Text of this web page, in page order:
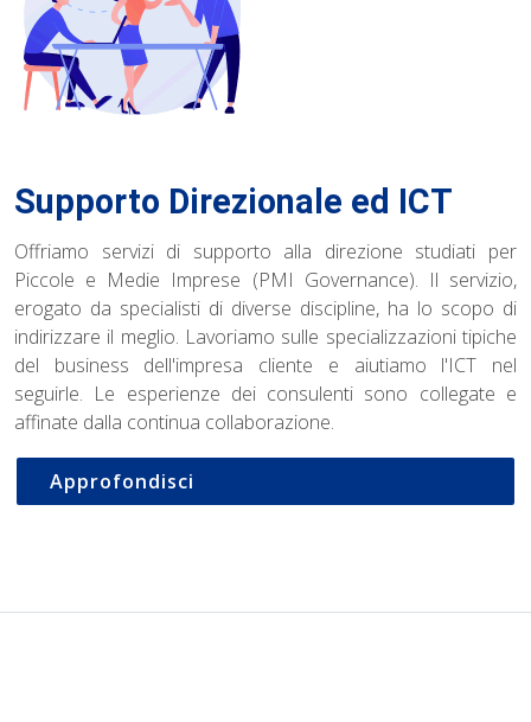
Supporto Direzionale ed ICT
Offriamo servizi di supporto alla direzione studiati per
Piccole e Medie Imprese (PMI Governance). Il servizio,
erogato da specialisti di diverse discipline, ha lo scopo di
indirizzare il meglio. Lavoriamo sulle specializzazioni tipiche
del business dell'impresa cliente e aiutiamo l'ICT nel
seguirle. Le esperienze dei consulenti sono collegate e
affinate dalla continua collaborazione.
Approfondisci